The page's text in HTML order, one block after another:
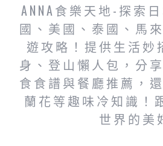
ANNA食樂天地-探索
國、美國、泰國、馬
遊攻略！提供生活妙
身、登山懶人包，分
食食譜與餐廳推薦，
蘭花等趣味冷知識！
世界的美